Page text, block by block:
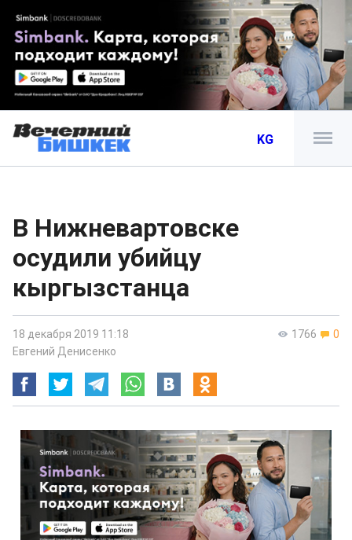
KG
В Нижневартовске
осудили убийцу
кыргызстанца
1766 0
18 декабря 2019 11:18
Евгений Денисенко